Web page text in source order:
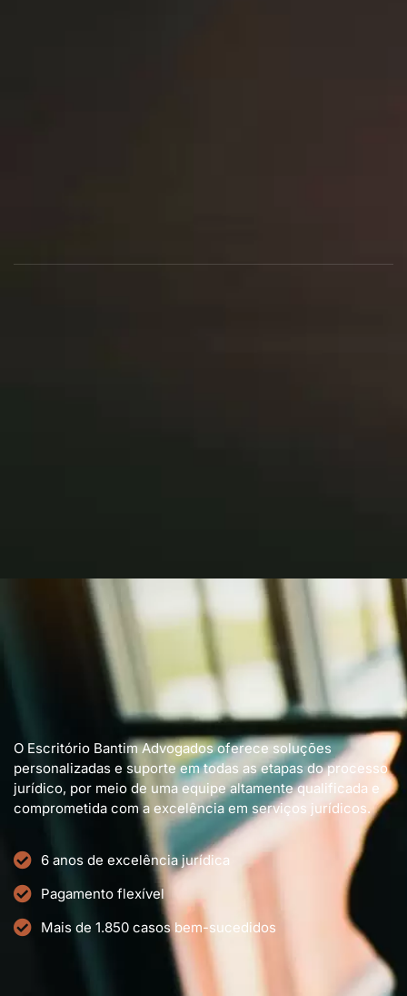
O Escritório Bantim Advogados oferece soluções
personalizadas e suporte em todas as etapas do processo
jurídico, por meio de uma equipe altamente qualificada e
comprometida com a excelência em serviços jurídicos.
6 anos de excelência jurídica
Pagamento flexível
Mais de 1.850 casos bem-sucedidos